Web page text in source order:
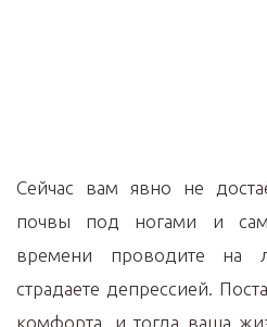
Сейчас вам явно не
почвы под ногами и
времени проводите на
страдаете депрессией.
комфорта, и тогда ваша